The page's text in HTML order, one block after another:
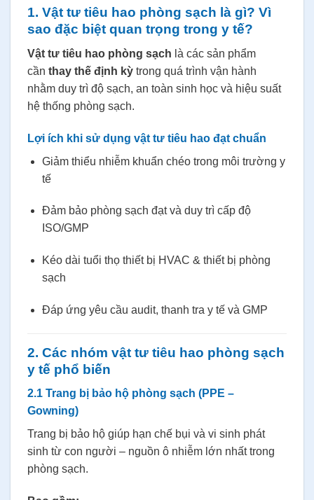
1. Vật tư tiêu hao phòng sạch là gì? Vì
sao đặc biệt quan trọng trong y tế?
Vật tư tiêu hao phòng sạch là các sản phẩm
cần thay thế định kỳ trong quá trình vận hành
nhằm duy trì độ sạch, an toàn sinh học và hiệu suất
hệ thống phòng sạch.
Lợi ích khi sử dụng vật tư tiêu hao đạt chuẩn
Giảm thiểu nhiễm khuẩn chéo trong môi trường y
tế
Đảm bảo phòng sạch đạt và duy trì cấp độ
ISO/GMP
Kéo dài tuổi thọ thiết bị HVAC & thiết bị phòng
sạch
Đáp ứng yêu cầu audit, thanh tra y tế và GMP
2. Các nhóm vật tư tiêu hao phòng sạch
y tế phổ biến
2.1 Trang bị bảo hộ phòng sạch (PPE –
Gowning)
Trang bị bảo hộ giúp hạn chế bụi và vi sinh phát
sinh từ con người – nguồn ô nhiễm lớn nhất trong
phòng sạch.